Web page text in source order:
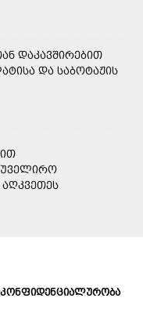
ᲓᲐᲙᲐᲕᲨᲘᲠᲔᲑᲘᲗ
ᲓᲐ ᲡᲐᲑᲝᲢᲐᲟᲘᲡ
ᲐᲦᲙᲕᲔᲗᲔᲡ
ᲙᲝᲜᲤᲘᲓᲔᲜᲪᲘᲐᲚᲣᲠᲝᲑᲐ